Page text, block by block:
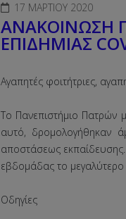
17 ΜΑΡΤΊΟΥ 2020
ΑΝΑΚΟΙΝΩΣΗ
ΕΠΙΔΗΜΙΑΣ
Αγαπητές φοιτήτριες,
Το Πανεπιστήμιο Πατρών
αυτό, δρομολογήθηκαν
αποστάσεως
εβδομάδας το
Οδηγίες